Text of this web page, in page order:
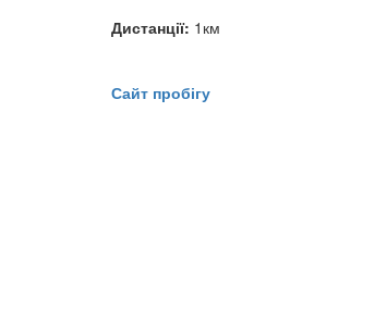
Дистанції: 1км
Сайт пробігу